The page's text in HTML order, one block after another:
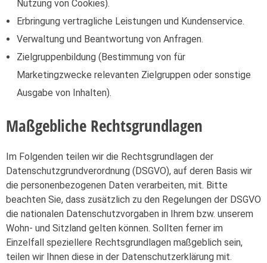
Nutzung von Cookies).
Erbringung vertragliche Leistungen und Kundenservice.
Verwaltung und Beantwortung von Anfragen.
Zielgruppenbildung (Bestimmung von für
Marketingzwecke relevanten Zielgruppen oder sonstige
Ausgabe von Inhalten).
Maßgebliche Rechtsgrundlagen
Im Folgenden teilen wir die Rechtsgrundlagen der
Datenschutzgrundverordnung (DSGVO), auf deren Basis wir
die personenbezogenen Daten verarbeiten, mit. Bitte
beachten Sie, dass zusätzlich zu den Regelungen der DSGVO
die nationalen Datenschutzvorgaben in Ihrem bzw. unserem
Wohn- und Sitzland gelten können. Sollten ferner im
Einzelfall speziellere Rechtsgrundlagen maßgeblich sein,
teilen wir Ihnen diese in der Datenschutzerklärung mit.